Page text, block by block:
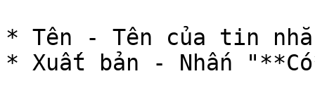
* Tên - Tên của tin
* Xuất bản - Nhấn